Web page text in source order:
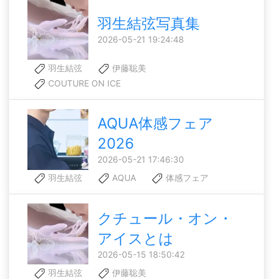
羽生結弦写真集
2026-05-21 19:24:48
羽生結弦
伊藤聡美
COUTURE ON ICE
AQUA体感フェア
2026
2026-05-21 17:46:30
羽生結弦
AQUA 体感フェア
クチュール・オン・
アイスとは
2026-05-15 18:50:42
羽生結弦
伊藤聡美